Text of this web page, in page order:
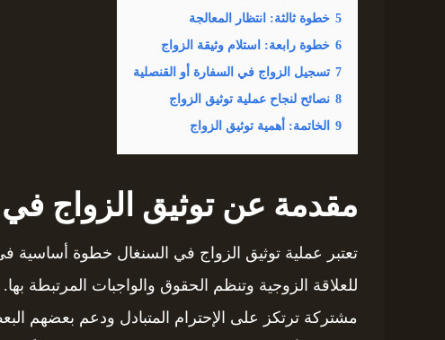
5 خطوة ثالثة: انتظار المعالجة
6 خطوة رابعة: استلام وثيقة الزواج
7 تسجيل الزواج في السفارة أو القنصلية
8 نصائح لنجاح عملية توثيق الزواج
9
الخاتمة: أهمية توثيق الزواج
مقدمة عن توثيق الزواج
تعتبر عملية توثيق الزواج في السنغال خطوة أساسية في
للعلاقة الزوجية وتنظم الحقوق والواجبات المرتبطة
مشتركة ترتكز على الإحترام المتبادل ودعم بعضهم